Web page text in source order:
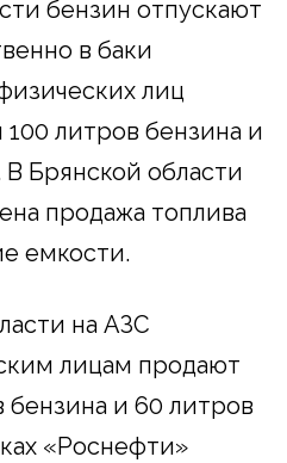
бензин отпускают
в баки
лиц
литров бензина и
Брянской области
продажа топлива
емкости.
на АЗС
лицам продают
бензина и 60 литров
«Роснефти»